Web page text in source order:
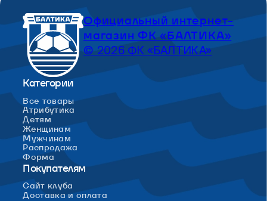
Официальный интернет-
магазин ФК «БАЛТИКА»
© 2026 ФК «БАЛТИКА»
Категории
Все товары
Атрибутика
Детям
Женщинам
Мужчинам
Распродажа
Форма
Покупателям
Сайт клуба
Доставка и оплата